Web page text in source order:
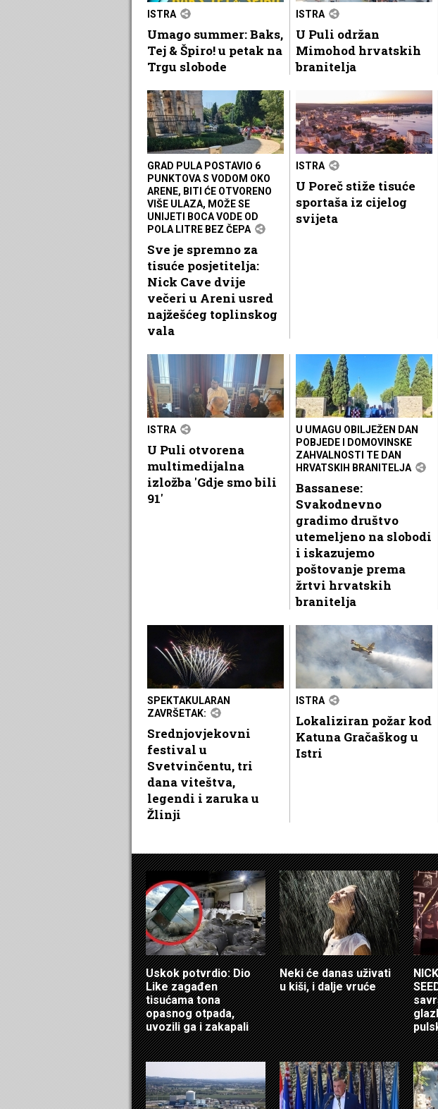
ISTRA
Umago summer: Baks,
Tej & Špiro! u petak na
Trgu slobode
ISTRA
U Puli održan
Mimohod hrvatskih
branitelja
GRAD PULA POSTAVIO 6
PUNKTOVA S VODOM OKO
ARENE, BITI ĆE OTVORENO
VIŠE ULAZA, MOŽE SE
UNIJETI BOCA VODE OD
POLA LITRE BEZ ČEPA
Sve je spremno za
tisuće posjetitelja:
Nick Cave dvije
večeri u Areni usred
najžešćeg toplinskog
vala
ISTRA
U Poreč stiže tisuće
sportaša iz cijelog
svijeta
ISTRA
U Puli otvorena
multimedijalna
izložba 'Gdje smo bili
91'
U UMAGU OBILJEŽEN DAN
POBJEDE I DOMOVINSKE
ZAHVALNOSTI TE DAN
HRVATSKIH BRANITELJA
Bassanese:
Svakodnevno
gradimo društvo
utemeljeno na slobodi
i iskazujemo
poštovanje prema
žrtvi hrvatskih
branitelja
SPEKTAKULARAN
ZAVRŠETAK:
Srednjovjekovni
festival u
Svetvinčentu, tri
dana viteštva,
legendi i zaruka u
Žlinji
ISTRA
Lokaliziran požar kod
Katuna Gračaškog u
Istri
Uskok potvrdio: Dio
Like zagađen
tisućama tona
opasnog otpada,
uvozili ga i zakapali
Neki će danas uživati
u kiši, i dalje vruće